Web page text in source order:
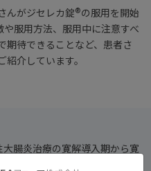
んがジセレカ錠®の服用を開始
服用方法、服用中に注意すべ
期待できることなど、患者さ
介しています。
腸炎治療の寛解導入期から寛
錠を１日１回服用します